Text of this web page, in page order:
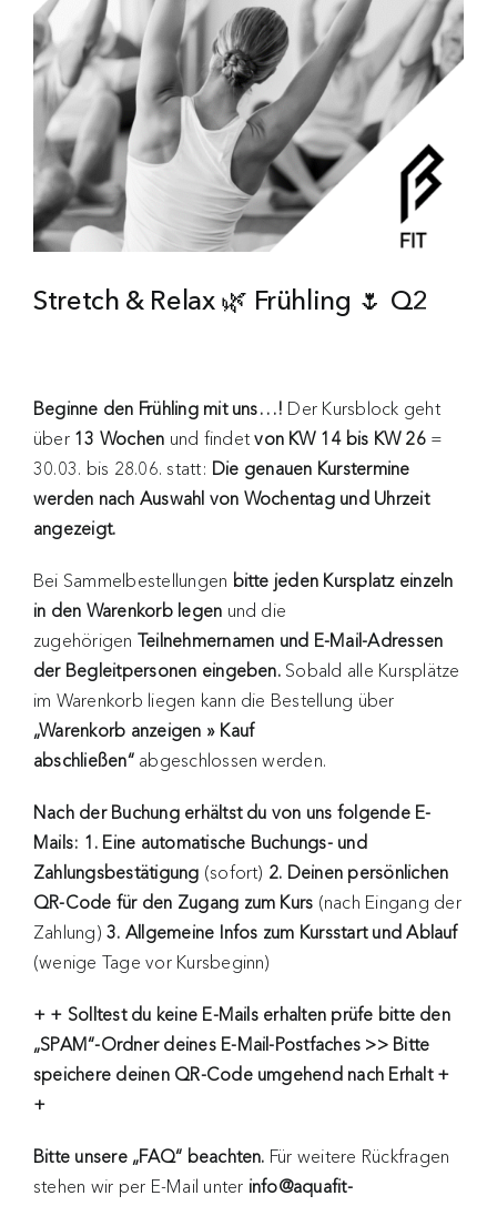
Stretch & Relax 🌿 Frühling 🌷 Q2
Beginne den Frühling mit uns…! Der Kursblock geht
über 13 Wochen und findetvon KW 14 bis KW 26=
30.03. bis 28.06. statt: Die genauen Kurstermine
werden nach Auswahl von Wochentag und Uhrzeit
angezeigt.
Bei Sammelbestellungen bitte jeden Kursplatz einzeln
in den Warenkorb legen und die
zugehörigen Teilnehmernamen und E-Mail-Adressen
der Begleitpersonen eingeben.Sobald alle Kursplätze
im Warenkorb liegen kann die Bestellung über
„Warenkorb anzeigen » Kauf
abschließen“abgeschlossen werden.
Nach der Buchung erhältst du von uns folgende E-
Mails: 1. Eine automatische Buchungs- und
Zahlungsbestätigung (sofort) 2. Deinen persönlichen
QR-Code für den Zugang zum Kurs (nach Eingang der
Zahlung) 3. Allgemeine Infos zum Kursstart und Ablauf
(wenige Tage vor Kursbeginn)
+ + Solltest du keine E-Mails erhalten prüfe bitte den
„SPAM“-Ordner deines E-Mail-Postfaches >> Bitte
speichere deinen QR-Code umgehend nach Erhalt +
+
Bitte unsere „FAQ“ beachten. Für weitere Rückfragen
stehen wir per E-Mail unter info@aquafit-